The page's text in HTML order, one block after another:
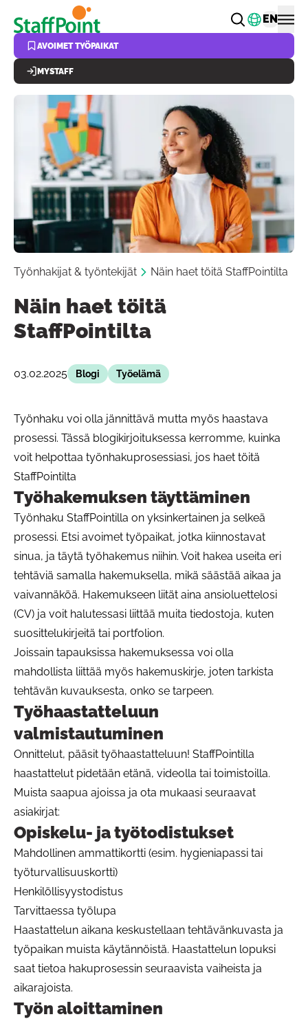
Hyppää pääsisältöön Vaihda
EN
AVOIMET TYÖPAIKAT
MYSTAFF
Työnhakijat & työntekijät Näin haet töitä StaffPointilta
Näin haet töitä
StaffPointilta
03.02.2025 Blogi Työelämä
Työnhaku voi olla jännittävä mutta myös haastava
prosessi. Tässä blogikirjoituksessa kerromme, kuinka
voit helpottaa työnhakuprosessiasi, jos haet töitä
StaffPointilta
Työhakemuksen täyttäminen
Työnhaku StaffPointilla on yksinkertainen ja selkeä
prosessi. Etsi avoimet työpaikat, jotka kiinnostavat
sinua, ja täytä työhakemus niihin. Voit hakea useita eri
tehtäviä samalla hakemuksella, mikä säästää aikaa ja
vaivannäköä. Hakemukseen liität aina ansioluettelosi
(CV) ja voit halutessasi liittää muita tiedostoja, kuten
suosittelukirjeitä tai portfolion.
Joissain tapauksissa hakemuksessa voi olla
mahdollista liittää myös hakemuskirje, joten tarkista
tehtävän kuvauksesta, onko se tarpeen.
Työhaastatteluun
valmistautuminen
Onnittelut, pääsit työhaastatteluun! StaffPointilla
haastattelut pidetään etänä, videolla tai toimistoilla.
Muista saapua ajoissa ja ota mukaasi seuraavat
asiakirjat:
Opiskelu- ja työtodistukset
Mahdollinen ammattikortti (esim. hygieniapassi tai
työturvallisuuskortti)
Henkilöllisyystodistus
Tarvittaessa työlupa
Haastattelun aikana keskustellaan tehtävänkuvasta ja
työpaikan muista käytännöistä. Haastattelun lopuksi
saat tietoa hakuprosessin seuraavista vaiheista ja
aikarajoista.
Työn aloittaminen